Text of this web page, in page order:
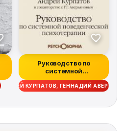
Руководство по
системной
поведенченской
психотерап...
АНДРЕЙ КУРПАТОВ, ГЕННАДИЙ